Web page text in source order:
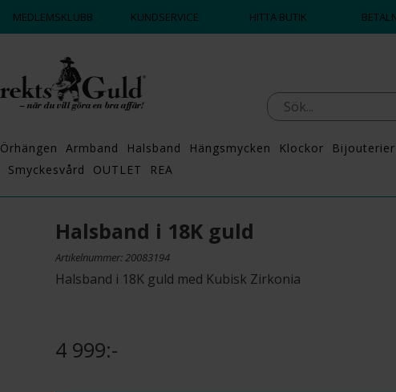
MEDLEMSKLUBB KUNDSERVICE HITTA BUTIK
Örhängen Armband Halsband Hängsmycken Klockor Bijouterier
Smyckesvård OUTLET REA
Halsband i 18K guld
Artikelnummer: 20083194
Halsband i 18K guld med Kubisk Zirkonia
4 999:-